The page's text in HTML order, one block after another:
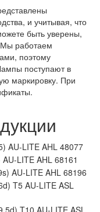
и учитывая, что
быть уверены,
работаем
поэтому
поступают в
маркировку. При
AU-LITE AHL 48077
LITE AHL 68161
AU-LITE AHL 68196
T5 AU-LITE ASL
T10 AU-LITE ASL